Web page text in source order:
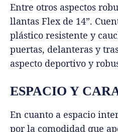
Entre otros aspectos
llantas Flex de 14”.
plástico resistente y
puertas, delanteras y
aspecto deportivo y
ESPACIO Y
En cuanto a espacio
por la comodidad que